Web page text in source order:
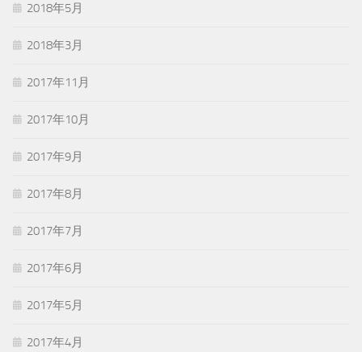
2018年5月
2018年3月
2017年11月
2017年10月
2017年9月
2017年8月
2017年7月
2017年6月
2017年5月
2017年4月